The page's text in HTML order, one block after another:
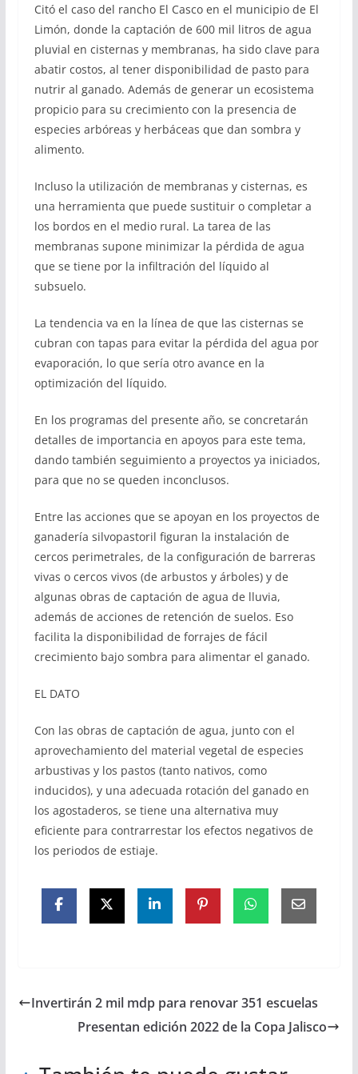
Citó el caso del rancho El Casco en el municipio de El
Limón, donde la captación de 600 mil litros de agua
pluvial en cisternas y membranas, ha sido clave para
abatir costos, al tener disponibilidad de pasto para
nutrir al ganado. Además de generar un ecosistema
propicio para su crecimiento con la presencia de
especies arbóreas y herbáceas que dan sombra y
alimento.
Incluso la utilización de membranas y cisternas, es
una herramienta que puede sustituir o completar a
los bordos en el medio rural. La tarea de las
membranas supone minimizar la pérdida de agua
que se tiene por la infiltración del líquido al
subsuelo.
La tendencia va en la línea de que las cisternas se
cubran con tapas para evitar la pérdida del agua por
evaporación, lo que sería otro avance en la
optimización del líquido.
En los programas del presente año, se concretarán
detalles de importancia en apoyos para este tema,
dando también seguimiento a proyectos ya iniciados,
para que no se queden inconclusos.
Entre las acciones que se apoyan en los proyectos de
ganadería silvopastoril figuran la instalación de
cercos perimetrales, de la configuración de barreras
vivas o cercos vivos (de arbustos y árboles) y de
algunas obras de captación de agua de lluvia,
además de acciones de retención de suelos. Eso
facilita la disponibilidad de forrajes de fácil
crecimiento bajo sombra para alimentar el ganado.
EL DATO
Con las obras de captación de agua, junto con el
aprovechamiento del material vegetal de especies
arbustivas y los pastos (tanto nativos, como
inducidos), y una adecuada rotación del ganado en
los agostaderos, se tiene una alternativa muy
eficiente para contrarrestar los efectos negativos de
los periodos de estiaje.
Invertirán 2 mil mdp para renovar 351 escuelas
Presentan edición 2022 de la Copa Jalisco